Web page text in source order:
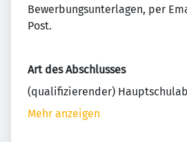
Bewerbungsunterlagen, per
Post.
Art des Abschlusses
(qualifizierender)
Mehr anzeigen